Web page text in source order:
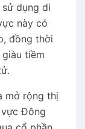
dụng di
này có
đồng thời
tiềm
mở rộng thị
Đông